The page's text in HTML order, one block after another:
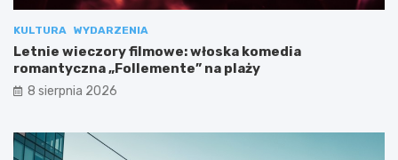
KULTURA WYDARZENIA
Letnie wieczory filmowe: włoska komedia
romantyczna „Follemente” na plaży
8 sierpnia 2026